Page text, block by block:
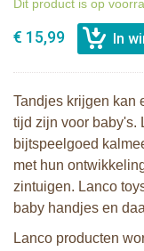
Dit product is op
€ 15,99
Tandjes krijgen kan
tijd zijn voor baby's.
bijtspeelgoed
met hun
zintuigen. Lanco
baby handjes en
Lanco producten